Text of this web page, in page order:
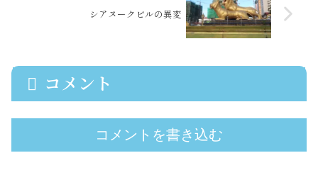
シアヌークビルの異変
コメント
コメントを書き込む